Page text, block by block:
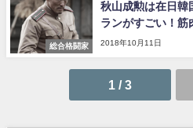
総合格闘家
秋山成勲は在日韓
ランがすごい！筋
2018年10月11日
1 / 3